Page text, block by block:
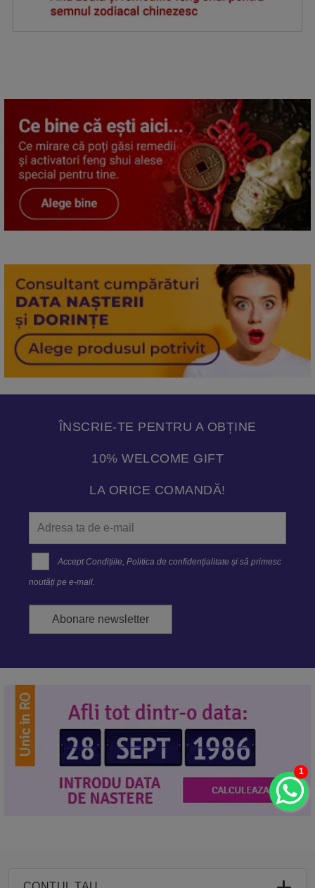
ÎNSCRIE-TE PENTRU A OBȚINE
10% WELCOME GIFT
LA ORICE COMANDĂ!
Accept Condițiile,Politica de confidenţialitate și să primesc
noutăți pe e-mail.
Abonare newsletter
1